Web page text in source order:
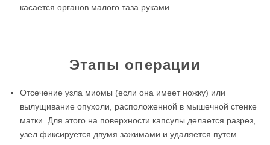
касается органов малого таза руками.
Этапы операции
Отсечение узла миомы (если она имеет ножку) или
вылущивание опухоли, расположенной в мышечной стенке
матки. Для этого на поверхности капсулы делается разрез,
узел фиксируется двумя зажимами и удаляется путем